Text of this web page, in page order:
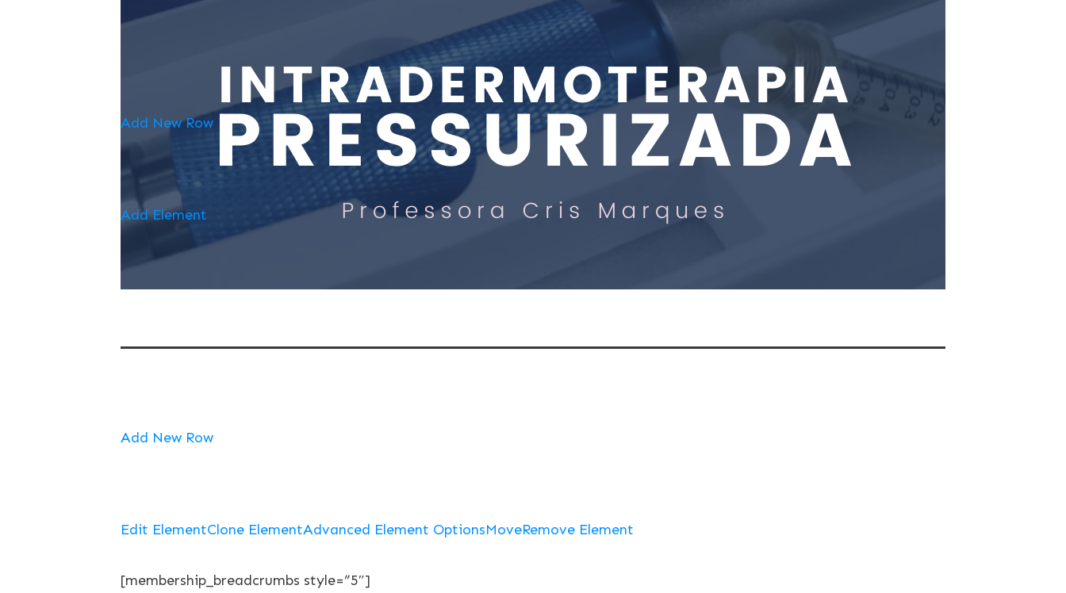
Add New Row
Add Element
Add New Row
Edit ElementClone ElementAdvanced Element OptionsMoveRemove Element
[membership_breadcrumbs style=”5″]